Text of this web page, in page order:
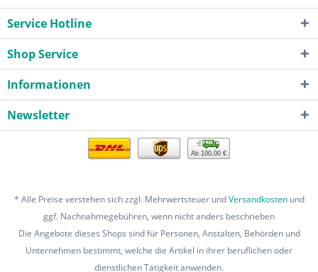
Service Hotline
Shop Service
Informationen
Newsletter
Ab 100,00 €
* Alle Preise verstehen sich zzgl. Mehrwertsteuer undVersandkostenund
ggf. Nachnahmegebühren, wenn nicht anders beschrieben
Die Angebote dieses Shops sind für Personen, Anstalten, Behörden und
Unternehmen bestimmt, welche die Artikel in ihrer beruflichen oder
dienstlichen Tätigkeit anwenden.